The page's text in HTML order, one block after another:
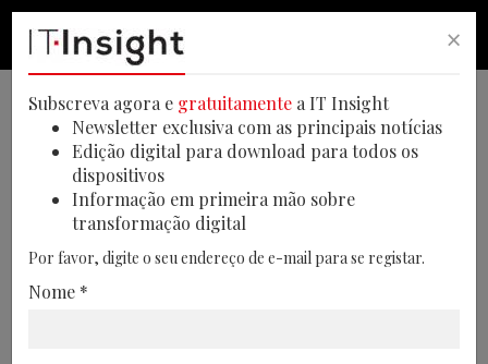
Previsões apontam para
canais únicos de IA no
atendimento ao cliente
×
Subscreva agora e gratuitamente a IT Insight
Newsletter exclusiva com as principais notícias
Edição digital para download para todos os
dispositivos
Informação em primeira mão sobre
transformação digital
Por favor, digite o seu endereço de e-mail para se registar.
Nome *